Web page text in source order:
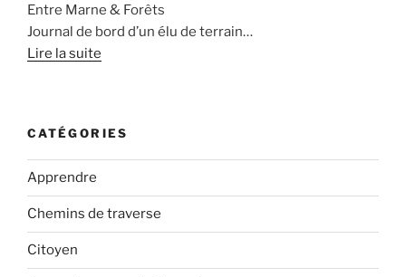
Entre Marne & Forêts
Journal de bord d’un élu de terrain…
Lire la suite
CATÉGORIES
Apprendre
Chemins de traverse
Citoyen